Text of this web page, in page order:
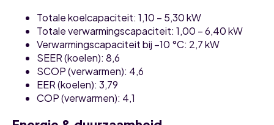
Totale koelcapaciteit: 1,10 – 5,30 kW
Totale verwarmingscapaciteit: 1,00 – 6,40 kW
Verwarmingscapaciteit bij −10 °C: 2,7 kW
SEER (koelen): 8,6
SCOP (verwarmen): 4,6
EER (koelen): 3,79
COP (verwarmen): 4,1